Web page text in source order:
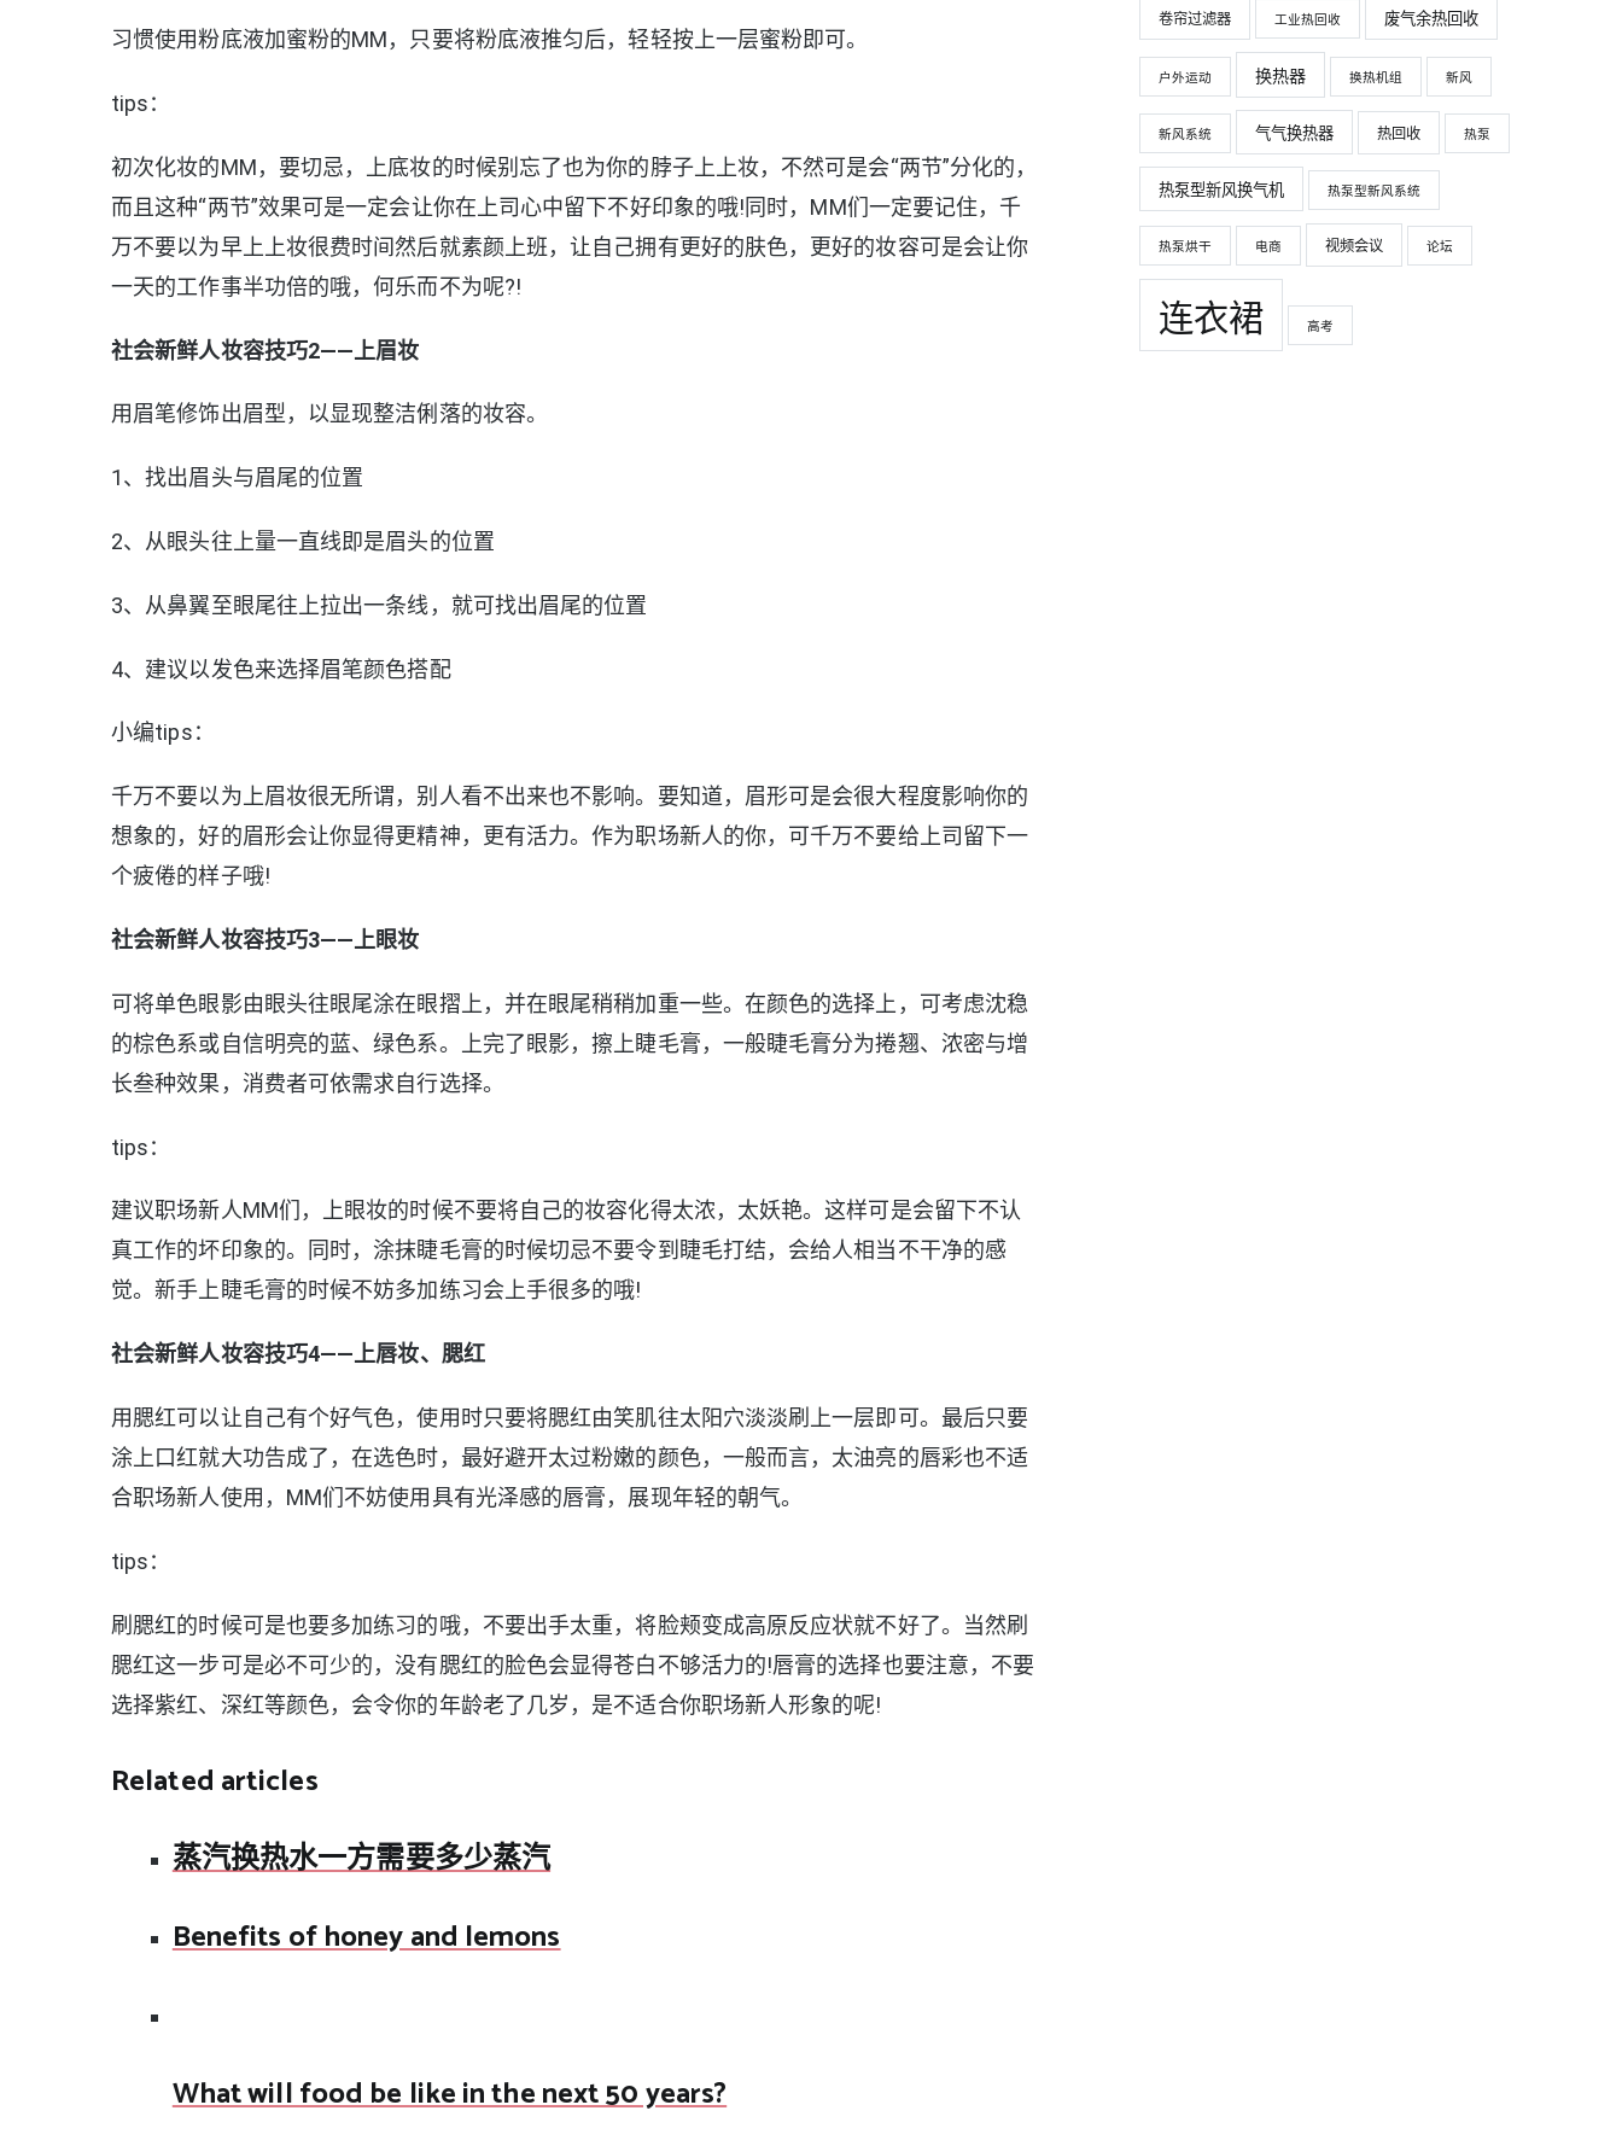
习惯使用粉底液加蜜粉的MM，只要将粉底液推匀后，轻轻按上一层蜜粉即可。
tips：
初次化妆的MM，要切忌，上底妆的时候别忘了也为你的脖子上上妆，不然可是会“两节”分化的，
而且这种“两节”效果可是一定会让你在上司心中留下不好印象的哦!同时，MM们一定要记住，千
万不要以为早上上妆很费时间然后就素颜上班，让自己拥有更好的肤色，更好的妆容可是会让你
一天的工作事半功倍的哦，何乐而不为呢?!
社会新鲜人妆容技巧2——上眉妆
用眉笔修饰出眉型，以显现整洁俐落的妆容。
1、找出眉头与眉尾的位置
2、从眼头往上量一直线即是眉头的位置
3、从鼻翼至眼尾往上拉出一条线，就可找出眉尾的位置
4、建议以发色来选择眉笔颜色搭配
小编tips：
千万不要以为上眉妆很无所谓，别人看不出来也不影响。要知道，眉形可是会很大程度影响你的
想象的，好的眉形会让你显得更精神，更有活力。作为职场新人的你，可千万不要给上司留下一
个疲倦的样子哦!
社会新鲜人妆容技巧3——上眼妆
可将单色眼影由眼头往眼尾涂在眼摺上，并在眼尾稍稍加重一些。在颜色的选择上，可考虑沈稳
的棕色系或自信明亮的蓝、绿色系。上完了眼影，擦上睫毛膏，一般睫毛膏分为捲翘、浓密与增
长叁种效果，消费者可依需求自行选择。
tips：
建议职场新人MM们，上眼妆的时候不要将自己的妆容化得太浓，太妖艳。这样可是会留下不认
真工作的坏印象的。同时，涂抹睫毛膏的时候切忌不要令到睫毛打结，会给人相当不干净的感
觉。新手上睫毛膏的时候不妨多加练习会上手很多的哦!
社会新鲜人妆容技巧4——上唇妆、腮红
用腮红可以让自己有个好气色，使用时只要将腮红由笑肌往太阳穴淡淡刷上一层即可。最后只要
涂上口红就大功告成了，在选色时，最好避开太过粉嫩的颜色，一般而言，太油亮的唇彩也不适
合职场新人使用，MM们不妨使用具有光泽感的唇膏，展现年轻的朝气。
tips：
刷腮红的时候可是也要多加练习的哦，不要出手太重，将脸颊变成高原反应状就不好了。当然刷
腮红这一步可是必不可少的，没有腮红的脸色会显得苍白不够活力的!唇膏的选择也要注意，不要
选择紫红、深红等颜色，会令你的年龄老了几岁，是不适合你职场新人形象的呢!
Related articles
蒸汽换热水一方需要多少蒸汽
Benefits of honey and lemons
What will food be like in the next 50 years?
卷帘过滤器 工业热回收 废气余热回收
户外运动 换热器 换热机组 新风
新风系统 气气换热器 热回收 热泵
热泵型新风换气机 热泵型新风系统
热泵烘干 电商 视频会议 论坛
连衣裙 高考